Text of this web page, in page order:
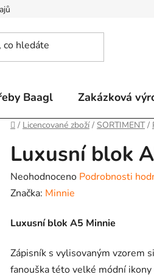
Baagl Zakázková
Domů
/ Licencované zboží / SORTIMENT /
Luxusní blok
Průměrné
hodnocení
je
z
Neohodnoceno Podrobnosti
Značka: Minnie
Luxusní blok A5 Minnie
Zápisník s vylisovaným vzorem
fanouška této velké módní